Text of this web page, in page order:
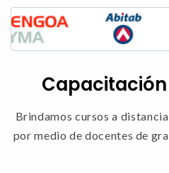
Brindamos cursos a
por medio de docentes de